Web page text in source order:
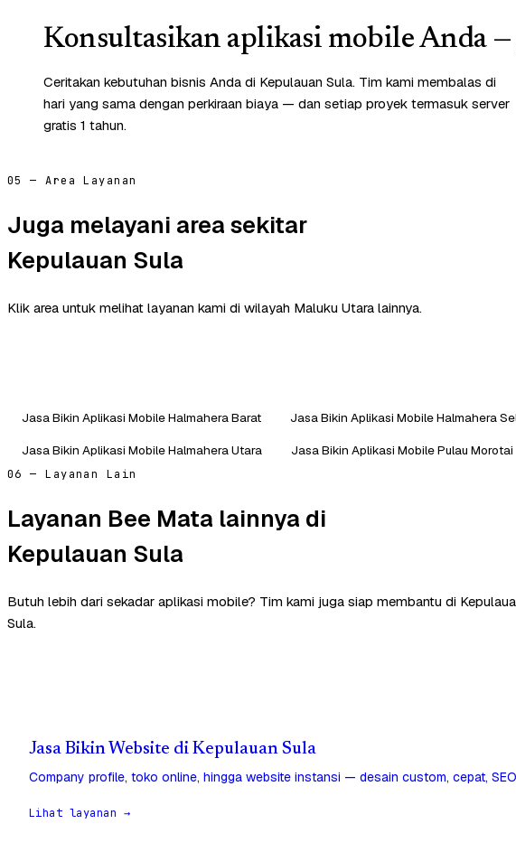
Konsultasikan aplikasi mobile Anda
Ceritakan kebutuhan bisnis Anda di Kepulauan Sula. Tim kami membalas di
hari yang sama dengan perkiraan biaya — dan setiap proyek termasuk server
gratis 1 tahun.
05 — Area Layanan
Juga melayani area sekitar
Kepulauan Sula
Klik area untuk melihat layanan kami di wilayah Maluku Utara lainnya.
Jasa Bikin Aplikasi Mobile Halmahera Barat Jasa Bikin Aplikasi Mobile Halmahera
Jasa Bikin Aplikasi Mobile Halmahera Utara
Jasa Bikin Aplikasi Mobile Pulau Morotai
06 — Layanan Lain
Layanan Bee Mata lainnya di
Kepulauan Sula
Butuh lebih dari sekadar aplikasi mobile? Tim kami juga siap membantu di
Sula.
Jasa Bikin Website di Kepulauan Sula
Company profile, toko online, hingga website instansi — desain custom, cepat,
Lihat layanan →